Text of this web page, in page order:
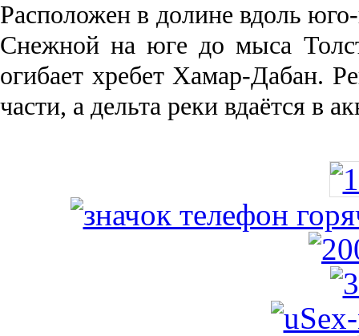
Рас­положен в долине вдоль
Снежной на юге до мыса
огибает хребет Хамар-Дабан.
части, а дельта реки вда­ётся в